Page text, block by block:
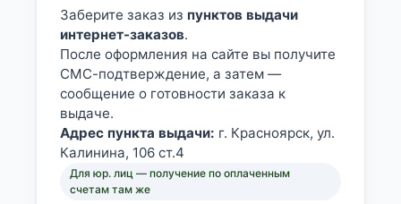
Заберите заказ из пунктов выдачи
интернет-заказов.
После оформления на сайте вы получите
СМС-подтверждение, а затем —
сообщение о готовности заказа к
выдаче.
Адрес пункта выдачи: г. Красноярск, ул.
Калинина, 106 ст.4
Для юр. лиц — получение по оплаченным
счетам там же